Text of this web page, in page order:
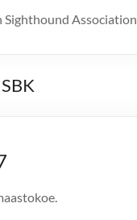
Sighthound Association